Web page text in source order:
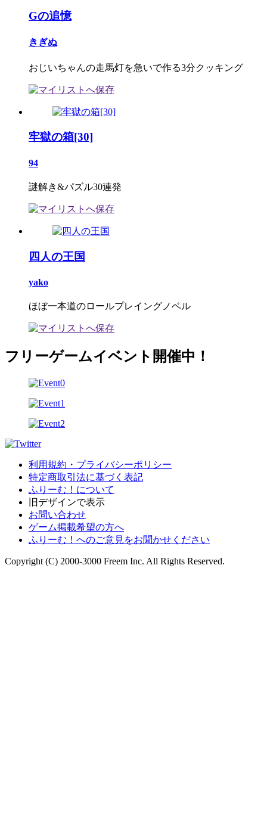
Gの追憶
きぎぬ
おじいちゃんの走馬灯を急いで作る3分クッキング
牢獄の箱[30]
94
謎解き&パズル30連発
四人の王国
yako
ほぼ一本道のロールプレイングノベル
フリーゲームイベント開催中！
利用規約・プライバシーポリシー
特定商取引法に基づく表記
ふりーむ！について
旧デザインで表示
お問い合わせ
ゲーム掲載希望の方へ
ふりーむ！へのご意見をお聞かせください
Copyright (C) 2000-3000 Freem Inc. All Rights Reserved.